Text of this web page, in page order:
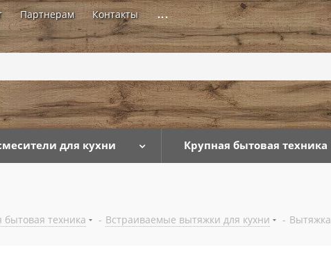
Партнерам Контакты ...
для кухни Крупная бытовая техника
бытовая техника - Встраиваемые вытяжки для кухни -